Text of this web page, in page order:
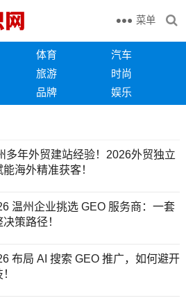
菜单
体育
汽车
旅游
时尚
品牌 娱乐
多年外贸建站经验！2026外贸独立
海外精准获客！
温州企业挑选 GEO 服务商：一套
策路径！
布局 AI 搜索 GEO 推广，如何避开